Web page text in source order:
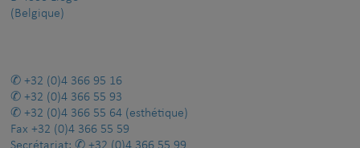
(Belgique)
+32 (0)4 366 95 16
+32 (0)4 366 55 93
+32 (0)4 366 55 64 (esthétique)
Fax +32 (0)4 366 55 59